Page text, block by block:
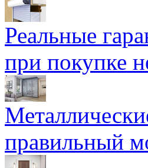
Реальные
при покупке
правильный